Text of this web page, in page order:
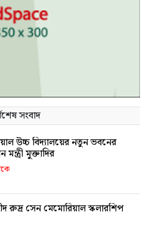
সংবাদ
উচ্চ বিদ্যালয়ের নতুন ভবনের
মুক্তাদির
রুদ্র সেন মেমোরিয়াল স্কলারশিপ